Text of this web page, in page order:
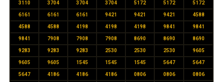
3110 3704 3704 3704 5172 5172 5172
6161 6161 6161 9421 9421 9421 4588
4588 4588 4198 4198 4198 9841 9841
9841 7908 7908 7908 8690 8690 8690
9283 9283 9283 2530 2530 2530 9605
9605 9605 1545 1545 1545 5647 5647
5647 4186 4186 4186 0806 0806 0806